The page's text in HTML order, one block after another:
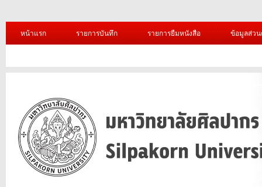
หน้าแรก รายการบันทึก รายการยืมหนังสือ ข้อมูลส่ว